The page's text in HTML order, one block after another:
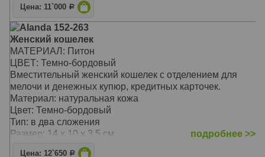
Цена: 11`000 Р
Alanda 152-263
Женский кошелек
МАТЕРИАЛ: Питон
ЦВЕТ: Темно-бордовый
Вместительный женский кошелек с отделением для
мелочи и денежных купюр, кредитных карточек.
Материал: натуральная кожа
Цвет: Темно-бордовый
Тип: в два сложения
Размер: 14 x 10 x 3.5 см
подробнее >>
Цена: 12`650 Р